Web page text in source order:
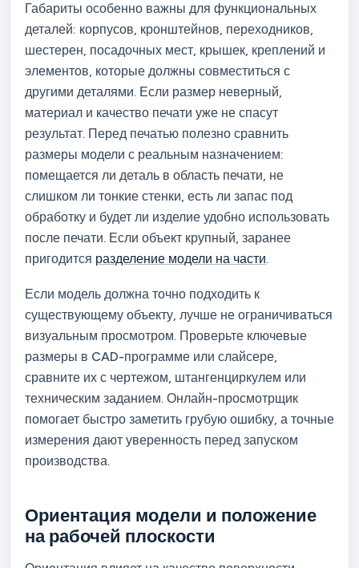
Габариты особенно важны для функциональных
деталей: корпусов, кронштейнов, переходников,
шестерен, посадочных мест, крышек, креплений и
элементов, которые должны совместиться с
другими деталями. Если размер неверный,
материал и качество печати уже не спасут
результат. Перед печатью полезно сравнить
размеры модели с реальным назначением:
помещается ли деталь в область печати, не
слишком ли тонкие стенки, есть ли запас под
обработку и будет ли изделие удобно использовать
после печати. Если объект крупный, заранее
пригодится разделение модели на части.
Если модель должна точно подходить к
существующему объекту, лучше не ограничиваться
визуальным просмотром. Проверьте ключевые
размеры в CAD-программе или слайсере,
сравните их с чертежом, штангенциркулем или
техническим заданием. Онлайн-просмотрщик
помогает быстро заметить грубую ошибку, а точные
измерения дают уверенность перед запуском
производства.
Ориентация модели и положение
на рабочей плоскости